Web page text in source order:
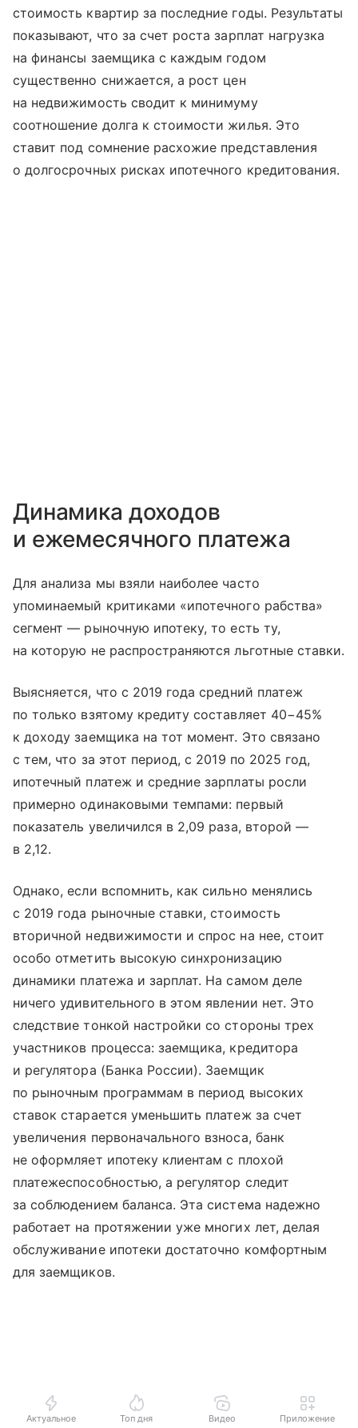
стоимость квартир за последние годы. Результаты
показывают, что за счет роста зарплат нагрузка
на финансы заемщика с каждым годом
существенно снижается, а рост цен
на недвижимость сводит к минимуму
соотношение долга к стоимости жилья. Это
ставит под сомнение расхожие представления
о долгосрочных рисках ипотечного кредитования.
Динамика доходов
и ежемесячного платежа
Для анализа мы взяли наиболее часто
упоминаемый критиками «ипотечного рабства»
сегмент — рыночную ипотеку, то есть ту,
на которую не распространяются льготные ставки.
Выясняется, что с 2019 года средний платеж
по только взятому кредиту составляет 40−45%
к доходу заемщика на тот момент. Это связано
с тем, что за этот период, с 2019 по 2025 год,
ипотечный платеж и средние зарплаты росли
примерно одинаковыми темпами: первый
показатель увеличился в 2,09 раза, второй —
в 2,12.
Однако, если вспомнить, как сильно менялись
с 2019 года рыночные ставки, стоимость
вторичной недвижимости и спрос на нее, стоит
особо отметить высокую синхронизацию
динамики платежа и зарплат. На самом деле
ничего удивительного в этом явлении нет. Это
следствие тонкой настройки со стороны трех
участников процесса: заемщика, кредитора
и регулятора (Банка России). Заемщик
по рыночным программам в период высоких
ставок старается уменьшить платеж за счет
увеличения первоначального взноса, банк
не оформляет ипотеку клиентам с плохой
платежеспособностью, а регулятор следит
за соблюдением баланса. Эта система надежно
работает на протяжении уже многих лет, делая
обслуживание ипотеки достаточно комфортным
для заемщиков.
Актуальное Топ дня Видео Приложение